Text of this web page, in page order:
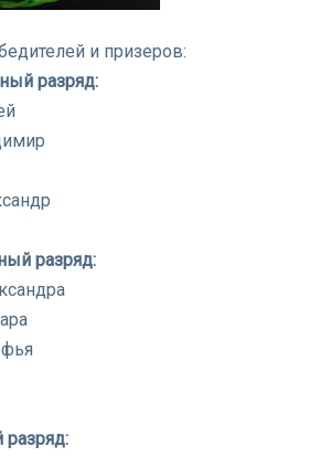
и призеров:
разряд:
разряд: